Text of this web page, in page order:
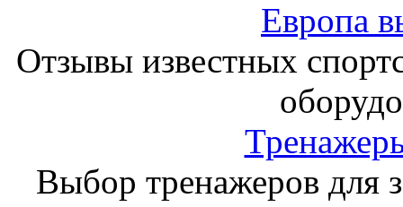
Европа
Отзывы известных
Выбор тренажеров для